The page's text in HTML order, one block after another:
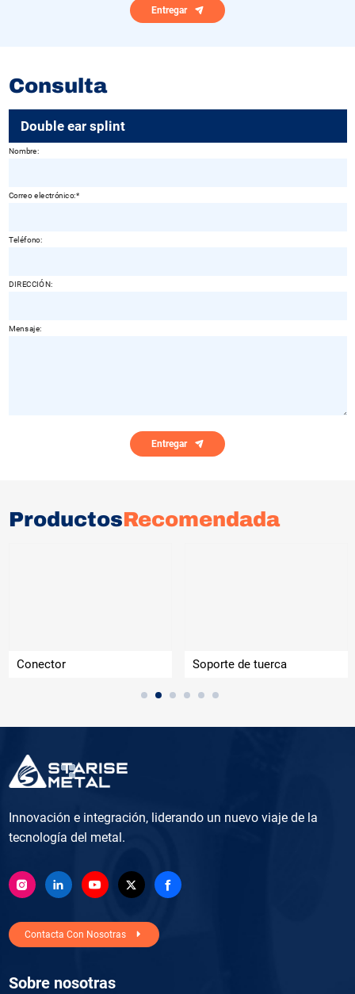
Entregar
Consulta
Double ear splint
Nombre:
Correo electrónico:
Teléfono:
DIRECCIÓN:
Mensaje:
Entregar
ProductosRecomendada
Conector Soporte de tuerca
Innovación e integración, liderando un nuevo viaje de la
tecnología del metal.
Contacta Con Nosotras
Sobre nosotras